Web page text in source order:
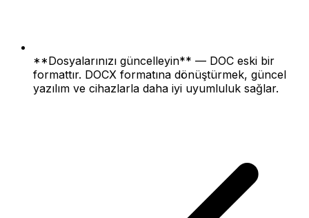
**Dosyalarınızı güncelleyin** — DOC eski bir
formattır. DOCX formatına dönüştürmek, güncel
yazılım ve cihazlarla daha iyi uyumluluk sağlar.